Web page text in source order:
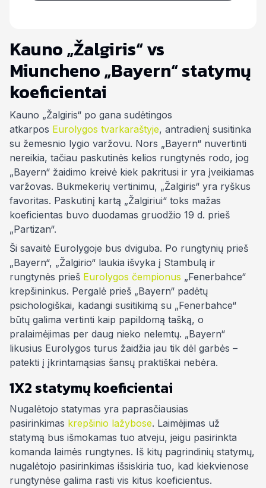
Kauno „Žalgiris“ vs
Miuncheno „Bayern“ statymų
koeficientai
Kauno „Žalgiris“ po gana sudėtingos
atkarpos Eurolygos tvarkaraštyje, antradienį susitinka
su žemesnio lygio varžovu. Nors „Bayern“ nuvertinti
nereikia, tačiau paskutinės kelios rungtynės rodo, jog
„Bayern“ žaidimo kreivė kiek pakritusi ir yra įveikiamas
varžovas. Bukmekerių vertinimu, „Žalgiris“ yra ryškus
favoritas. Paskutinį kartą „Žalgiriui“ toks mažas
koeficientas buvo duodamas gruodžio 19 d. prieš
„Partizan“.
Ši savaitė Eurolygoje bus dviguba. Po rungtynių prieš
„Bayern“, „Žalgirio“ laukia išvyka į Stambulą ir
rungtynės prieš Eurolygos čempionus „Fenerbahce“
krepšininkus. Pergalė prieš „Bayern“ padėtų
psichologiškai, kadangi susitikimą su „Fenerbahce“
būtų galima vertinti kaip papildomą tašką, o
pralaimėjimas per daug nieko nelemtų. „Bayern“
likusius Eurolygos turus žaidžia jau tik dėl garbės –
patekti į įkrintamąsias šansų praktiškai nebėra.
1X2 statymų koeficientai
Nugalėtojo statymas yra paprasčiausias
pasirinkimas krepšinio lažybose. Laimėjimas už
statymą bus išmokamas tuo atveju, jeigu pasirinkta
komanda laimės rungtynes. Iš kitų pagrindinių statymų,
nugalėtojo pasirinkimas išsiskiria tuo, kad kiekvienose
rungtynėse galima rasti vis kitus koeficientus.